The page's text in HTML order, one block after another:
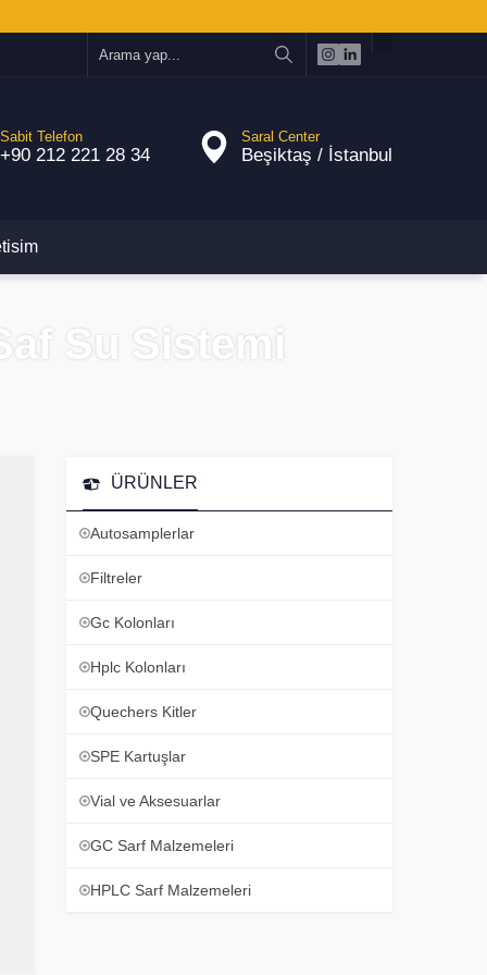
Sabit Telefon
+90 212 221 28 34
Saral Center
Beşiktaş / İstanbul
Su Sistemi
ÜRÜNLER
Autosamplerlar
Filtreler
Gc Kolonları
Hplc Kolonları
Quechers Kitler
SPE Kartuşlar
Vial ve Aksesuarlar
GC Sarf Malzemeleri
HPLC Sarf Malzemeleri